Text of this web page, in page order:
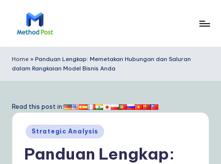
e
t
o
Home » Panduan Lengkap: Memetakan Hubungan dan Saluran
dalam Rangkaian Model Bisnis Anda
Read this post in:
Posted
in
Strategic Analysis
Panduan Lengkap: